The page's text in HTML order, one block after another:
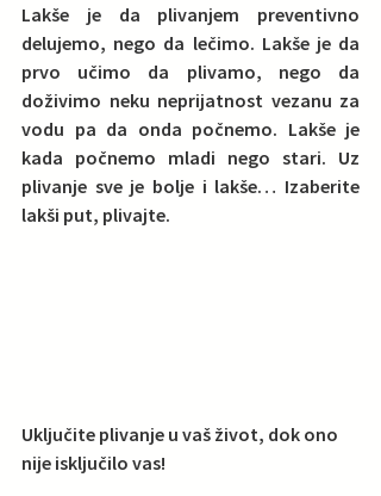
Lakše je da plivanjem preventivno
delujemo, nego da lečimo. Lakše je da
prvo učimo da plivamo, nego da
doživimo neku neprijatnost vezanu za
vodu pa da onda počnemo. Lakše je
kada počnemo mladi nego stari. Uz
plivanje sve je bolje i lakše… Izaberite
lakši put, plivajte.
Uključite plivanje u vaš život, dok ono
nije isključilo vas!